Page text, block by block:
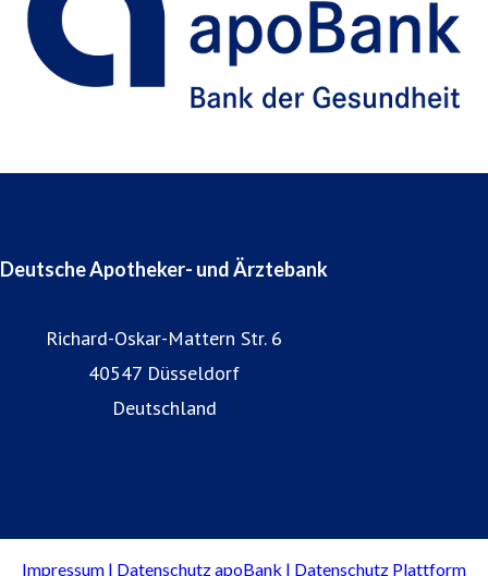
Deutsche Apotheker- und Ärztebank
Richard-Oskar-Mattern Str. 6
40547 Düsseldorf
Deutschland